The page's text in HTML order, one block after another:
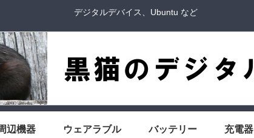
デジタルデバイス、Ubuntu など
辺機器 ウェアラブル バッテリー 充電器